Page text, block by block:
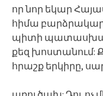
որ նոր եկար
հիմա
պիտի պատասխան
քեզ խոստանում:
հրաշք երկիրը,